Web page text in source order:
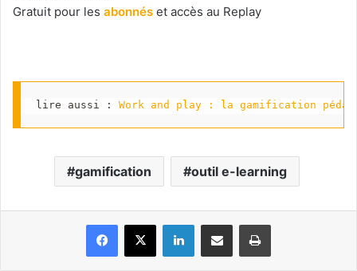
Gratuit pour les abonnés et accès au Replay
lire aussi : Work and play : la gamification
gamification outil e-learning
Facebook
X LinkedinPartager par email Imprimer